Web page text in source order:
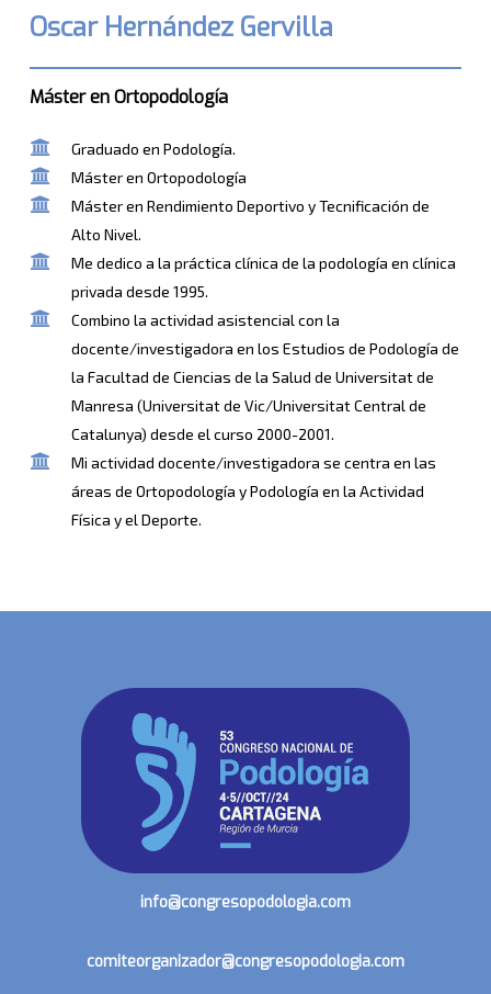
Oscar Hernández Gervilla
Máster en Ortopodología
Graduado en Podología.
Máster en Ortopodología
Máster en Rendimiento Deportivo y Tecnificación de
Alto Nivel.
Me dedico a la práctica clínica de la podología en clínica
privada desde 1995.
Combino la actividad asistencial con la
docente/investigadora en los Estudios de Podología de
la Facultad de Ciencias de la Salud de Universitat de
Manresa (Universitat de Vic/Universitat Central de
Catalunya) desde el curso 2000-2001.
Mi actividad docente/investigadora se centra en las
áreas de Ortopodología y Podología en la Actividad
Física y el Deporte.
info@congresopodologia.com
comiteorganizador@congresopodologia.com